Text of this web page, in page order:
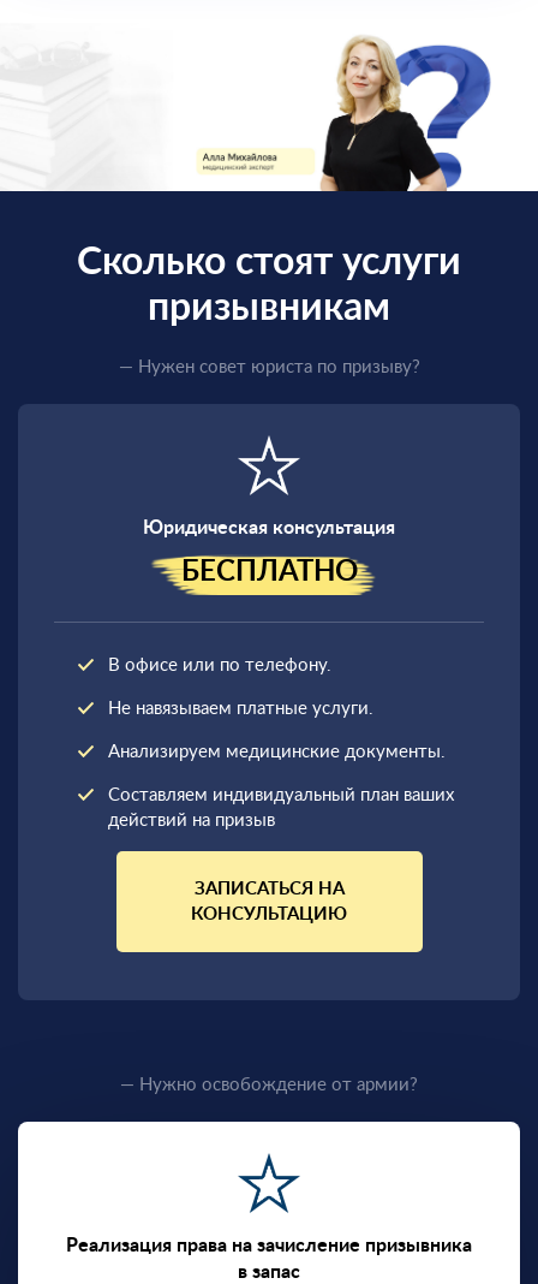
Сколько стоят услуги
призывникам
— Нужен совет юриста по призыву?
Юридическая консультация
БЕСПЛАТНО
В офисе или по телефону.
Не навязываем платные услуги.
Анализируем медицинские документы.
Составляем индивидуальный план ваших
действий на призыв
ЗАПИСАТЬСЯ НА
КОНСУЛЬТАЦИЮ
— Нужно освобождение от армии?
Реализация права на зачисление призывника
в запас